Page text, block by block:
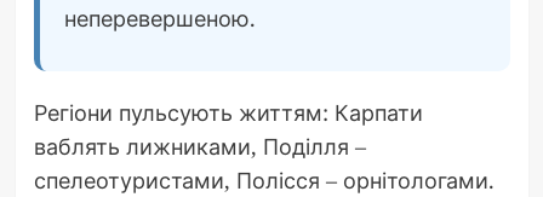
неперевершеною.
Регіони пульсують життям: Карпати
ваблять лижниками, Поділля –
спелеотуристами, Полісся – орнітологами.